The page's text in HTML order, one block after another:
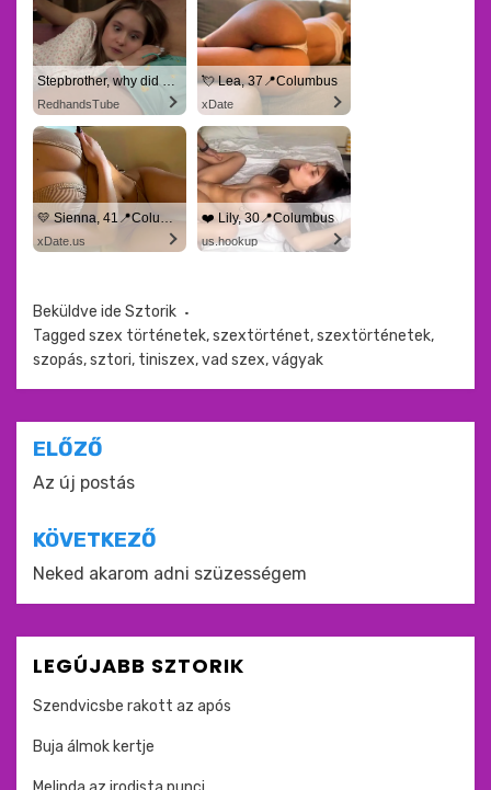
Stepbrother, why did you show me your dick? Now I want to fuck you with my wet pussy
RedhandsTube
💘 Lea, 37📍Columbus
xDate
💛 Sienna, 41📍Columbus
xDate.us
❤️ Lily, 30📍Columbus
us.hookup
Beküldve ide Sztorik
Tagged szex történetek,szextörténet,szextörténetek,
szopás,sztori, tiniszex,vad szex,vágyak
Bejegyzés
navigáció
ELŐZŐ
Az új postás
KÖVETKEZŐ
Neked akarom adni szüzességem
LEGÚJABB SZTORIK
Szendvicsbe rakott az após
Buja álmok kertje